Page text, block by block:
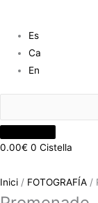
Es
Ca
En
0.00€ 0 Cistella
Inici / FOTOGRAFÍA /